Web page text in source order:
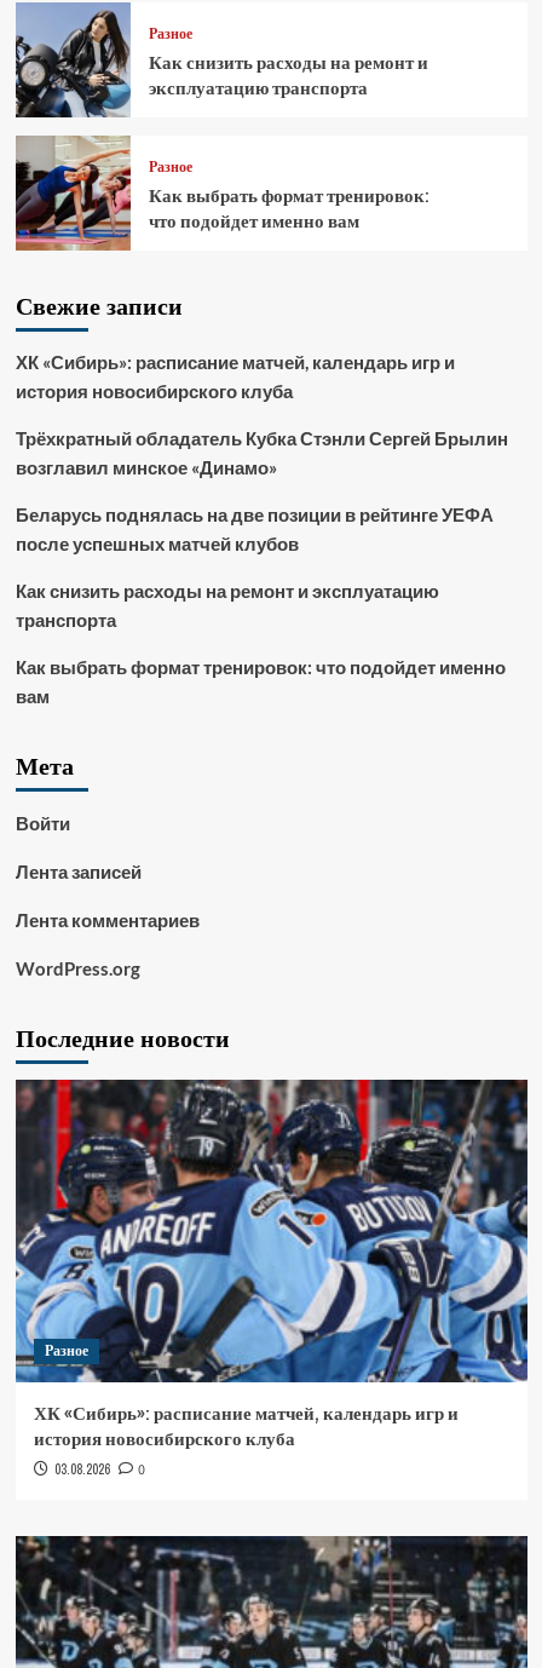
Разное
Как снизить расходы на ремонт и
эксплуатацию транспорта
Разное
Как выбрать формат тренировок:
что подойдет именно вам
Свежие записи
ХК «Сибирь»: расписание матчей, календарь игр и
история новосибирского клуба
Трёхкратный обладатель Кубка Стэнли Сергей Брылин
возглавил минское «Динамо»
Беларусь поднялась на две позиции в рейтинге УЕФА
после успешных матчей клубов
Как снизить расходы на ремонт и эксплуатацию
транспорта
Как выбрать формат тренировок: что подойдет именно
вам
Мета
Войти
Лента записей
Лента комментариев
WordPress.org
Последние новости
Разное
ХК «Сибирь»: расписание матчей, календарь игр и
история новосибирского клуба
03.08.2026 0